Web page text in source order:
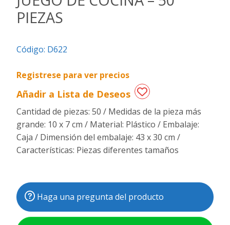
Regalos
especiales
PIEZAS
Código: D622
Registrese para ver precios
Añadir a Lista de Deseos
Cantidad de piezas: 50 / Medidas de la pieza más
grande: 10 x 7 cm / Material: Plástico / Embalaje:
Caja / Dimensión del embalaje: 43 x 30 cm /
Características: Piezas diferentes tamaños
Haga una pregunta del producto